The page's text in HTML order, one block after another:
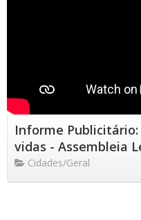
Informe
vidas - Assembleia
Cidades/Geral